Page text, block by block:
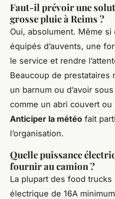
Faut-il prévoir une
grosse pluie à Reims ?
Oui, absolument. Même
équipés d’auvents, une
le service et rendre
Beaucoup de prestataires
un barnum ou d’avoir
comme un abri couvert
Anticiper la météo fait
l’organisation.
Quelle puissance
fournir au camion ?
La plupart des food
électrique de 16A